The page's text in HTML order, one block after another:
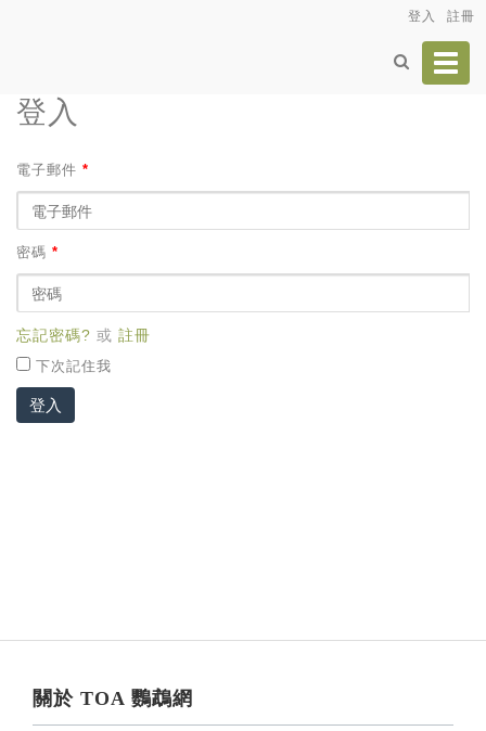
登入 註冊
登入
電子郵件 *
密碼 *
忘記密碼? 或 註冊
下次記住我
登入
關於 TOA 鸚鵡網